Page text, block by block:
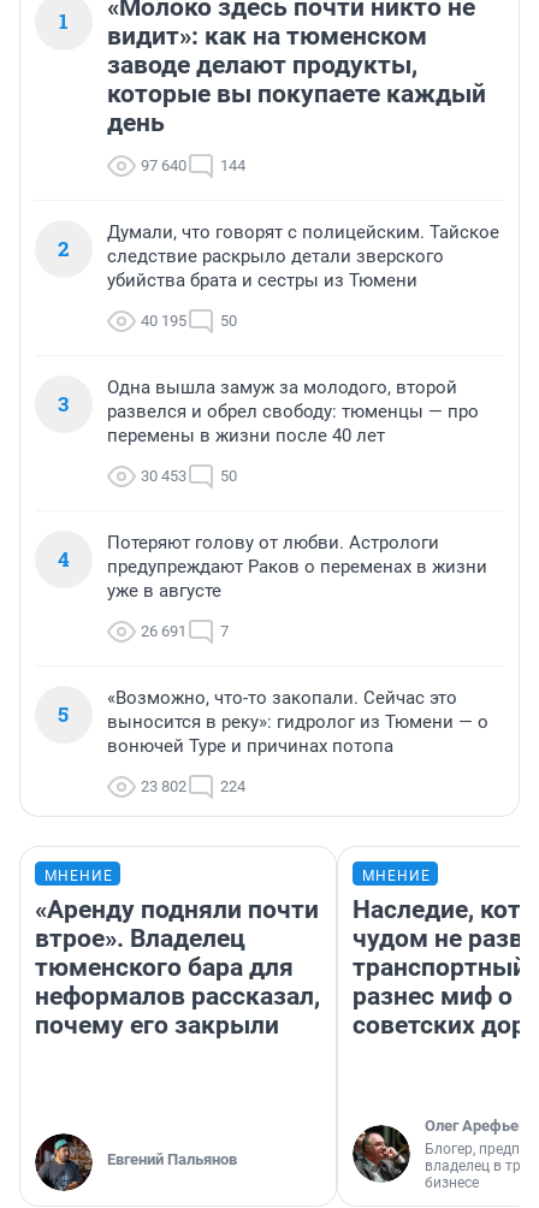
1
«Молоко здесь почти никто не
видит»: как на тюменском
заводе делают продукты,
которые вы покупаете каждый
день
97 640 144
2
Думали, что говорят с полицейским. Тайское
следствие раскрыло детали зверского
убийства брата и сестры из Тюмени
40 195 50
3
Одна вышла замуж за молодого, второй
развелся и обрел свободу: тюменцы — про
перемены в жизни после 40 лет
30 453 50
4
Потеряют голову от любви. Астрологи
предупреждают Раков о переменах в жизни
уже в августе
26 691 7
5
«Возможно, что-то закопали. Сейчас это
выносится в реку»: гидролог из Тюмени — о
вонючей Туре и причинах потопа
23 802 224
МНЕНИЕ
«Аренду подняли почти
втрое». Владелец
тюменского бара для
неформалов рассказал,
почему его закрыли
Евгений Пальянов
МНЕНИЕ
Наследие,
чудом не
транспортный
разнес миф о
советских
Олег Арефьев
Блогер,
владелец в
бизнесе